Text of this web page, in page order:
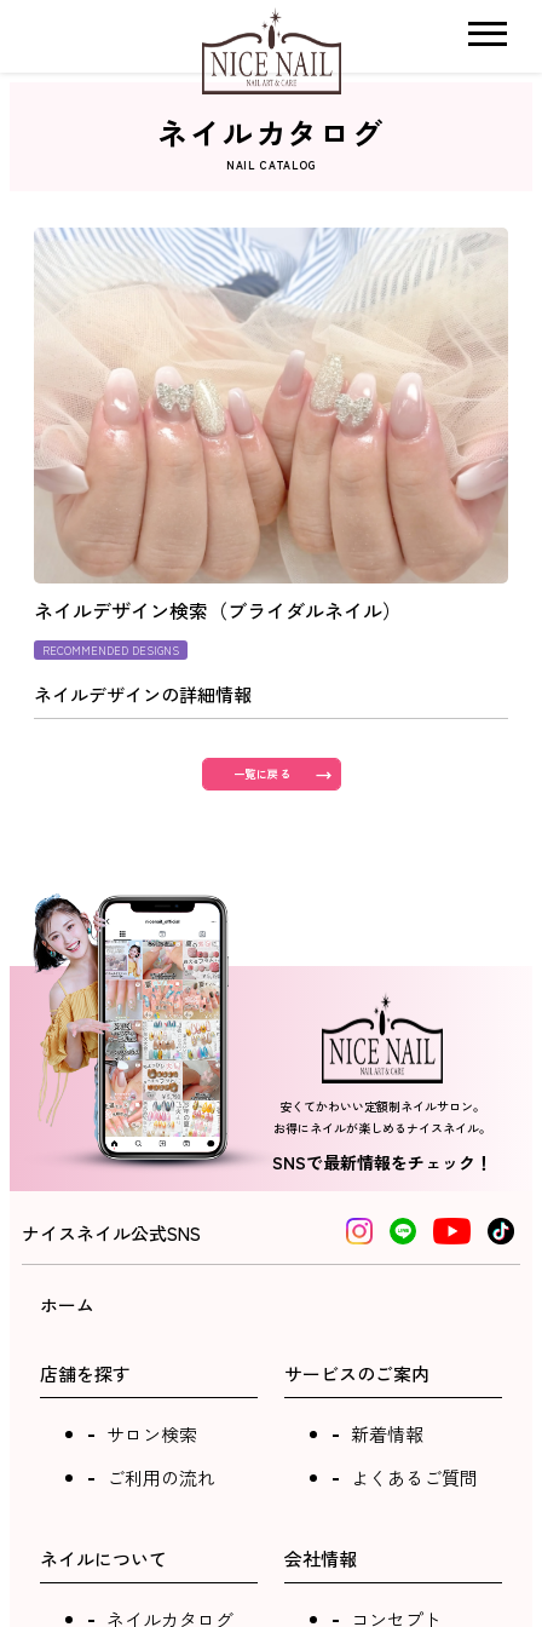
ネイルカタログ
おすすめクーポン
料金メニュー
コンセプト
よくあるご質問
取り扱いカラー
消費者志向自主宣言
新着情報
採用情報
ネイルスクール
ネイルカタログ
NAIL CATALOG
ネイルデザイン検索（ブライダルネイル）
RECOMMENDED DESIGNS
ネイルデザインの詳細情報
一覧に戻る
安くてかわいい定額制ネイルサロン。
お得にネイルが楽しめるナイスネイル。
SNSで最新情報をチェック！
ナイスネイル公式SNS
ホーム
店舗を探す
サロン検索
ご利用の流れ
サービスのご案内
新着情報
よくあるご質問
ネイルについて
ネイルカタログ
会社情報
コンセプト